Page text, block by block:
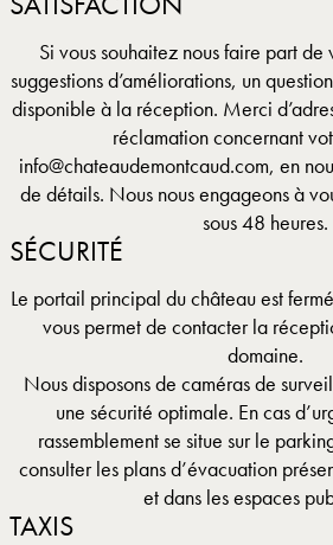
Si vous souhaitez nous faire part de
suggestions d’améliorations, un
disponible à la réception. Merci
réclamation concernant
info@chateaudemontcaud.com, en
de détails. Nous nous engageons à
sous 48 heures.
SÉCURITÉ
Le portail principal du château est
vous permet de contacter la
domaine.
Nous disposons de caméras de
une sécurité optimale. En cas
rassemblement se situe sur le
consulter les plans d’évacuation
et dans les espaces
TAXIS